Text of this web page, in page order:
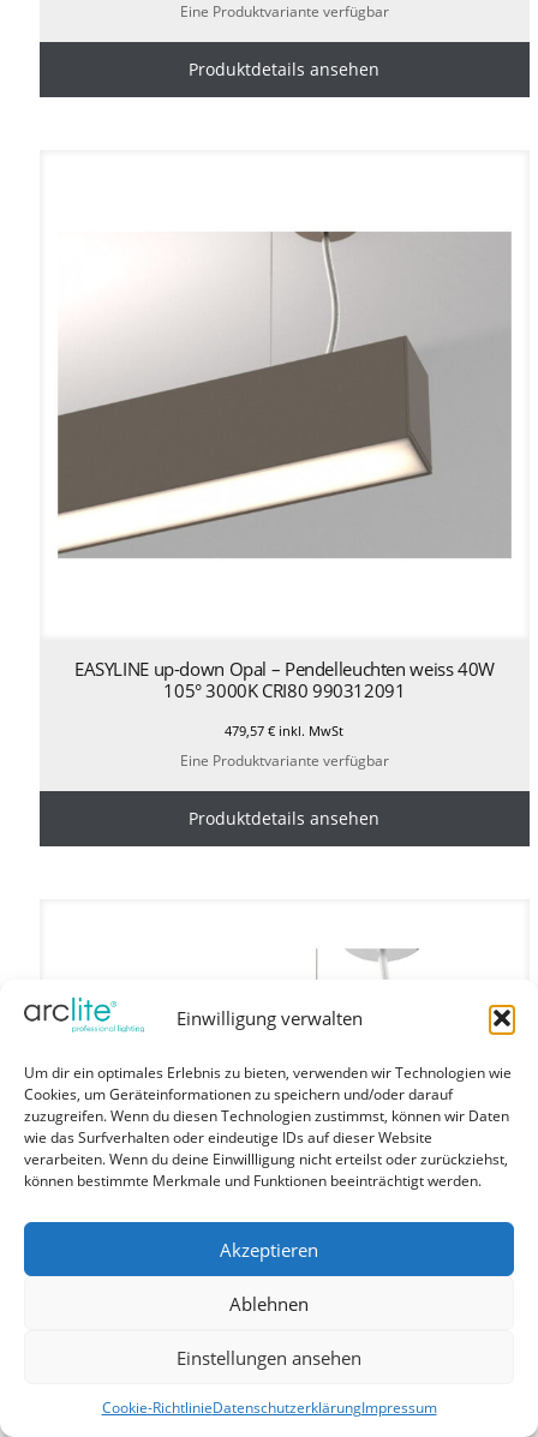
Einwilligung verwalten
Um dir ein optimales Erlebnis zu bieten, verwenden wir Technologien wie
Cookies, um Geräteinformationen zu speichern und/oder darauf
zuzugreifen. Wenn du diesen Technologien zustimmst, können wir Daten
wie das Surfverhalten oder eindeutige IDs auf dieser Website
verarbeiten. Wenn du deine Einwillligung nicht erteilst oder zurückziehst,
können bestimmte Merkmale und Funktionen beeinträchtigt werden.
Akzeptieren
Ablehnen
Einstellungen ansehen
Cookie-RichtlinieDatenschutzerklärungImpressum
Eine Produktvariante verfügbar
Produktdetails ansehen
EASYLINE up-down Opal – Pendelleuchten weiss 40W
105° 3000K CRI80 990312091
479,57€ inkl. MwSt
Eine Produktvariante verfügbar
Produktdetails ansehen
EASYLINE up-down Mikroprismatisch – Pendelleuchten